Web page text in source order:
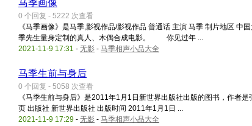
马季画像
0 个回复 - 5222 次查看
《马季画像》是马季,影视作品/影视作品 普通话 主演 马季 制片地区
季先生量身定制的真人、木偶合成电影。 你见过年 ...
2021-11-9 17:31 - 无影 - 马季相声小品大全
马季生前与身后
0 个回复 - 5058 次查看
《马季生前与身后》是2011年1月1日新世界出版社出版的图书，作者
页 出版社 新世界出版社 出版时间 2011年1月1日 ...
2021-11-9 17:29 - 无影 - 马季相声小品大全